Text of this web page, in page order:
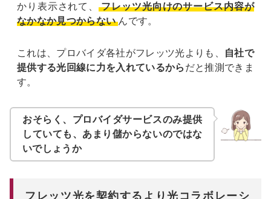
かり表示されて、 フレッツ光向けのサービス内容が
なかなか見つからない んです。
これは、プロバイダ各社がフレッツ光よりも、
自社で
提供する光回線に力を入れているから だと推測できま
す。
おそらく、プロバイダサービスのみ提供
していても、あまり儲からないのではな
いでしょうか
フレッツ光を契約するより光コラボレーシ